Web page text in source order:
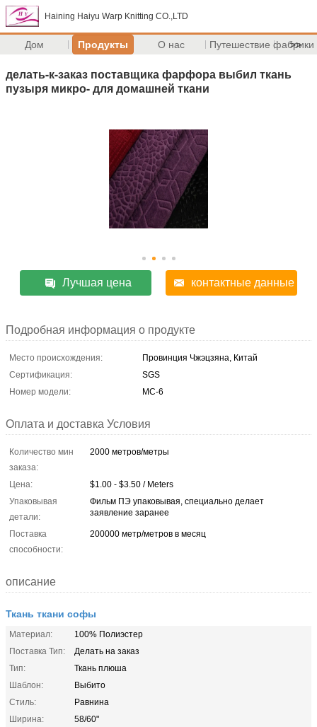
Haining Haiyu Warp Knitting CO.,LTD
Дом Продукты О нас Путешествие фабрики
>>
делать-к-заказ поставщика фарфора выбил ткань
пузыря микро- для домашней ткани
Лучшая цена контактные данные
Подробная информация о продукте
Место происхождения:
Провинция Чжэцзяна, Китай
Сертификация:
SGS
Номер модели:
MC-6
Оплата и доставка Условия
Количество мин
заказа:
2000 метров/метры
Цена:
$1.00 - $3.50 / Meters
Упаковывая
детали:
Фильм ПЭ упаковывая, специально делает
заявление заранее
Поставка
способности:
200000 метр/метров в месяц
описание
Ткань ткани софы
Материал:
100% Полиэстер
Поставка Тип:
Делать на заказ
Тип:
Ткань плюша
Шаблон:
Выбито
Стиль:
Равнина
Ширина:
58/60"